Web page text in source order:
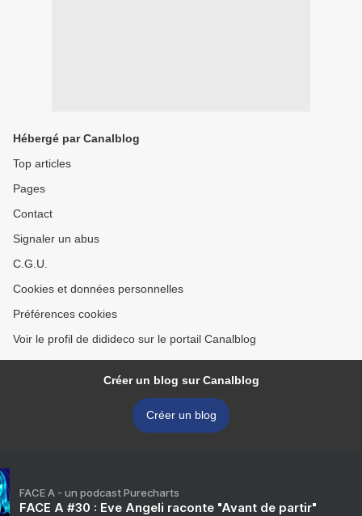
Hébergé par Canalblog
Top articles
Pages
Contact
Signaler un abus
C.G.U.
Cookies et données personnelles
Préférences cookies
Voir le profil de didideco sur le portail Canalblog
Créer un blog sur Canalblog
Créer un blog
FACE A - un podcast Purecharts
FACE A #30 : Eve Angeli raconte "Avant de partir"